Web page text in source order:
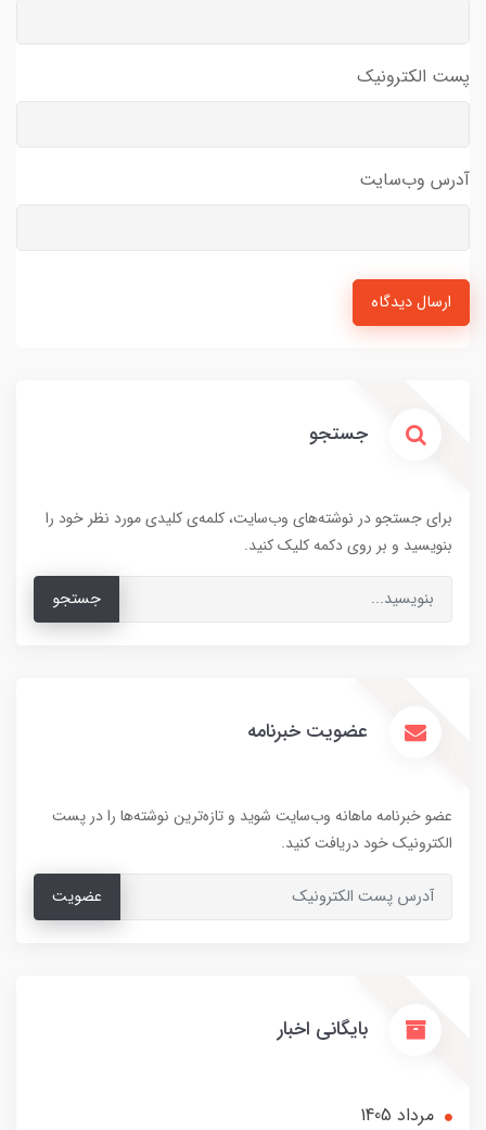
پست الکترونیک
آدرس وب‌سایت
ارسال دیدگاه
جستجو
برای جستجو در نوشته‌های وب‌سایت، کلمه‌ی کلیدی مورد نظر خود را
بنویسید و بر روی دکمه کلیک کنید.
جستجو
عضویت خبرنامه
عضو خبرنامه ماهانه وب‌سایت شوید و تازه‌ترین نوشته‌ها را در پست
الکترونیک خود دریافت کنید.
عضویت
بایگانی اخبار
مرداد 1405